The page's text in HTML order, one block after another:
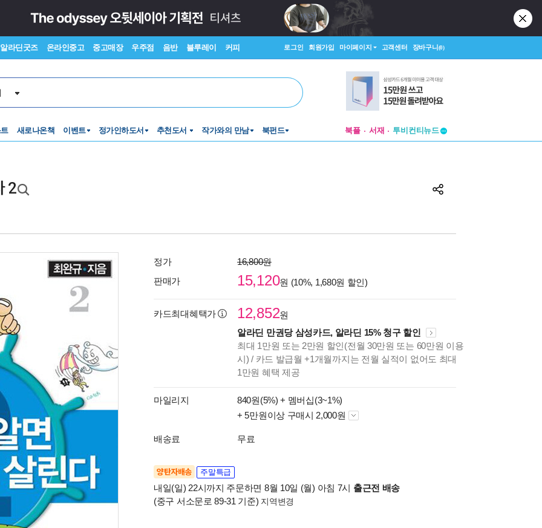
알라딘굿즈 온라인중고 중고매장 우주점 음반 블루레이 커피 로그인 회원가입 마이페이지 고객센터 장바구니(0)
새로나온책 이벤트 정가인하도서 추천도서 작가와의 만남 북펀드 북플 서재
투비컨티뉴드
2
정가
16,800원
판매가
15,120원 (10%, 1,680원 할인)
카드최대혜택가 12,852원
알라딘 만권당 삼성카드, 알라딘 15% 청구 할인
최대 1만원 또는 2만원 할인(전월 30만원 또는 60만원 이용
시) / 카드 발급월 +1개월까지는 전월 실적이 없어도 최대
1만원 혜택 제공
마일리지 840원(5%) + 멤버십(3~1%)
+ 5만원이상 구매시 2,000원
배송료 무료
양탄자배송 주말특급
내일(일) 22시까지 주문하면 8월 10일 (월) 아침 7시 출근전 배송
(중구 서소문로 89-31 기준) 지역변경